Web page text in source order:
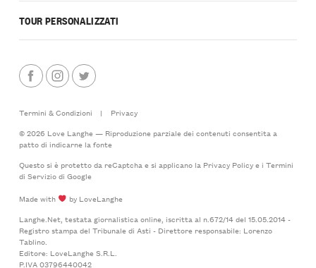
TOUR PERSONALIZZATI
Termini & Condizioni |
Privacy
© 2026 Love Langhe — Riproduzione parziale dei contenuti consentita a
patto di indicarne la fonte
Questo si è protetto da reCaptcha e si applicano la Privacy Policye i Termini
di Serviziodi Google
Made with
by LoveLanghe
Langhe.Net, testata giornalistica online, iscritta al n.672/14 del 15.05.2014 -
Registro stampa del Tribunale di Asti - Direttore responsabile: Lorenzo
Tablino.
Editore: LoveLanghe S.R.L.
P.IVA 03796440042